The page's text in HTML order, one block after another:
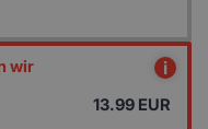
wir i
13.99 EUR